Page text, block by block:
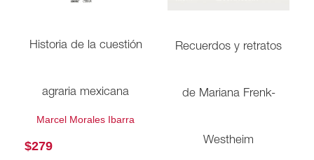
Historia de la cuestión
agraria mexicana
Marcel Morales Ibarra
$279
Recuerdos y retratos
de Mariana Frenk-
Westheim